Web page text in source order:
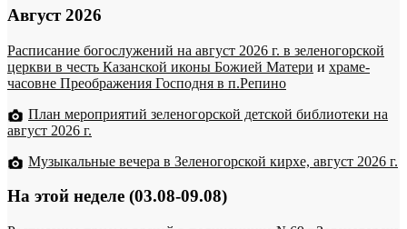
Август 2026
Расписание богослужений на август 2026 г. в зеленогорской
церкви в честь Казанской иконы Божией Матери и храме-
часовне Преображения Господня в п.Репино
План мероприятий зеленогорской детской библиотеки на
август 2026 г.
Музыкальные вечера в Зеленогорской кирхе, август 2026 г.
На этой неделе (03.08-09.08)